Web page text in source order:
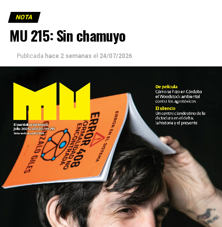
NOTA
MU 215: Sin chamuyo
Publicada hace 2 semanas el 24/07/2026